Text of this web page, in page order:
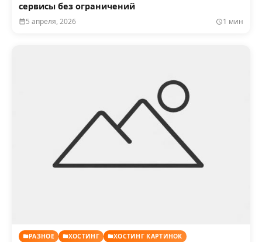
сервисы без ограничений
5 апреля, 2026 1 мин
РАЗНОЕ ХОСТИНГ ХОСТИНГ КАРТИНОК